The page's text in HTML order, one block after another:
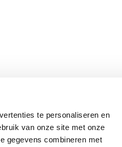
te personaliseren en
van onze site met onze
gegevens combineren met